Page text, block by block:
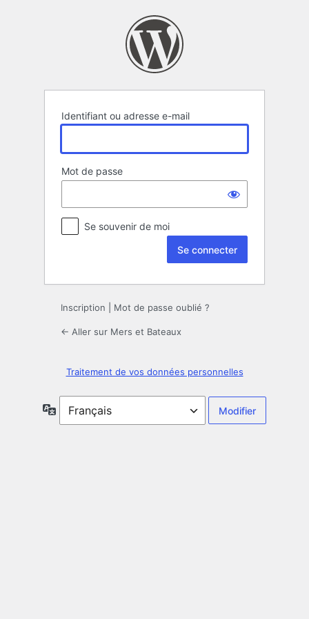
Identifiant ou adresse e-mail
Mot de passe
Se souvenir de moi
Inscription Mot de passe oublié ?
← Aller sur Mers et Bateaux
Traitement de vos données personnelles
Langue